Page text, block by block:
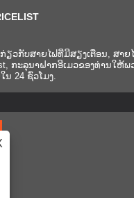
ຽວກັບສາຍໄຟທີ່ມີສຽງເຕືອນ, ສາຍ
ກະລຸນາຝາກອີເມວຂອງທ່ານໃຫ້ພ
24 ຊົ່ວໂມງ.
ຄວາມແຕ
ຫຍັງ?